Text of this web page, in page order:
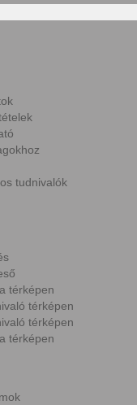
tudnivalók
térképen
térképen
térképen
térképen